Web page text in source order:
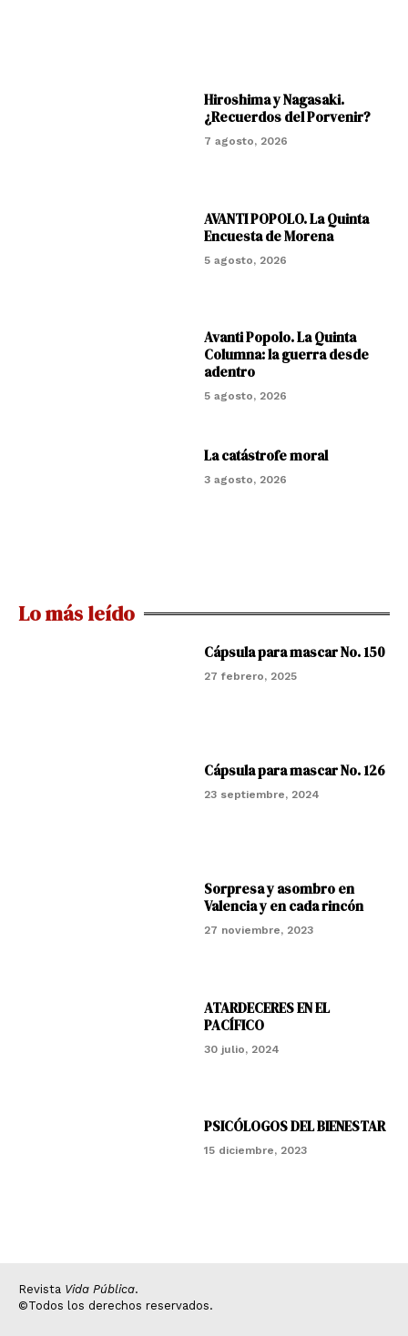
Hiroshima y Nagasaki.
¿Recuerdos del Porvenir?
7 agosto, 2026
AVANTI POPOLO. La Quinta
Encuesta de Morena
5 agosto, 2026
Avanti Popolo. La Quinta
Columna: la guerra desde
adentro
5 agosto, 2026
La catástrofe moral
3 agosto, 2026
Lo más leído
Cápsula para mascar No. 150
27 febrero, 2025
Cápsula para mascar No. 126
23 septiembre, 2024
Sorpresa y asombro en
Valencia y en cada rincón
27 noviembre, 2023
ATARDECERES EN EL
PACÍFICO
30 julio, 2024
PSICÓLOGOS DEL BIENESTAR
15 diciembre, 2023
Revista Vida Pública.
©Todos los derechos reservados.